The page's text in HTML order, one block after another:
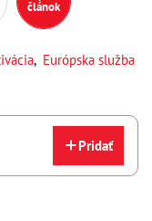
článok
, Európska služba
Pridať